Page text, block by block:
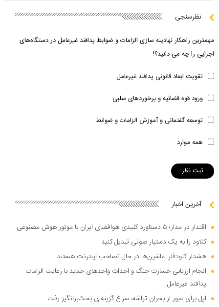
نظرسنجی
مهمترین راهکار نهادینه سازی الزامات و ضوابط پدافند غیرعامل در دستگاه‌های
اجرایی را چه می دانید؟!
تقویت ابعاد قانونی پدافند غیرعامل
ورود قوه قضائیه و برخوردهای سلبی
توسعه گفتمانی و آموزش الزامات و ضوابط
همه موارد
آخرین اخبار
اقتدار در مدار؛ ۵ دستاورد کلیدی هوافضای ایران با موتور هوش مصنوعی
کلاود را به یک دستیار صوتی تبدیل کنید
هشدار کلودفلر: ماشین‌ها در حال تصاحب اینترنت هستند
انجام ارزیابی خسارت جنگ و احداث واحد‌های جدید با رعایت الزامات
پدافند غیرعامل
اپل برای عبور از بحران تراشه، سراغ گزینه‌ای بحث‌برانگیز رفت